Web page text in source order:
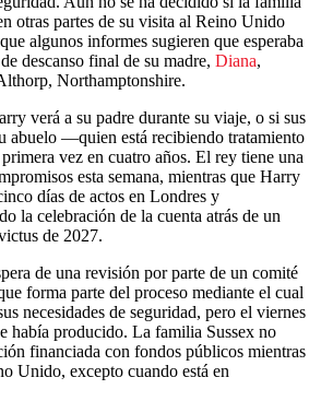
otras partes de su visita al Reino Unido
algunos informes sugieren que esperaba
descanso final de su madre, Diana,
Northamptonshire.
verá a su padre durante su viaje, o si sus
abuelo —quien está recibiendo tratamiento
vez en cuatro años. El rey tiene una
esta semana, mientras que Harry
días de actos en Londres y
la celebración de la cuenta atrás de un
de 2027.
de una revisión por parte de un comité
forma parte del proceso mediante el cual
necesidades de seguridad, pero el viernes
había producido. La familia Sussex no
financiada con fondos públicos mientras
Unido, excepto cuando está en